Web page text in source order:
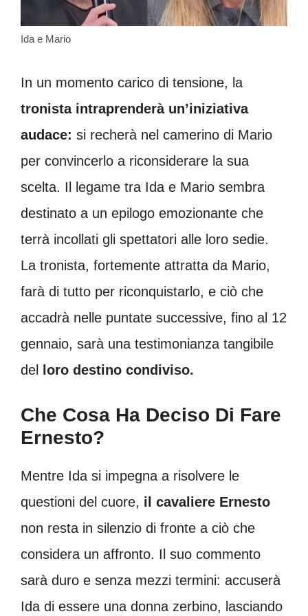
Ida e Mario
In un momento carico di tensione, la
tronista intraprenderà un’iniziativa
audace: si recherà nel camerino di Mario
per convincerlo a riconsiderare la sua
scelta. Il legame tra Ida e Mario sembra
destinato a un epilogo emozionante che
terrà incollati gli spettatori alle loro sedie.
La tronista, fortemente attratta da Mario,
farà di tutto per riconquistarlo, e ciò che
accadrà nelle puntate successive, fino al 12
gennaio, sarà una testimonianza tangibile
del
loro destino condiviso.
Che Cosa Ha Deciso Di Fare
Ernesto?
Mentre Ida si impegna a risolvere le
questioni del cuore, il cavaliere Ernesto
non resta in silenzio di fronte a ciò che
considera un affronto. Il suo commento
sarà duro e senza mezzi termini: accuserà
Ida di essere una donna zerbino, lasciando